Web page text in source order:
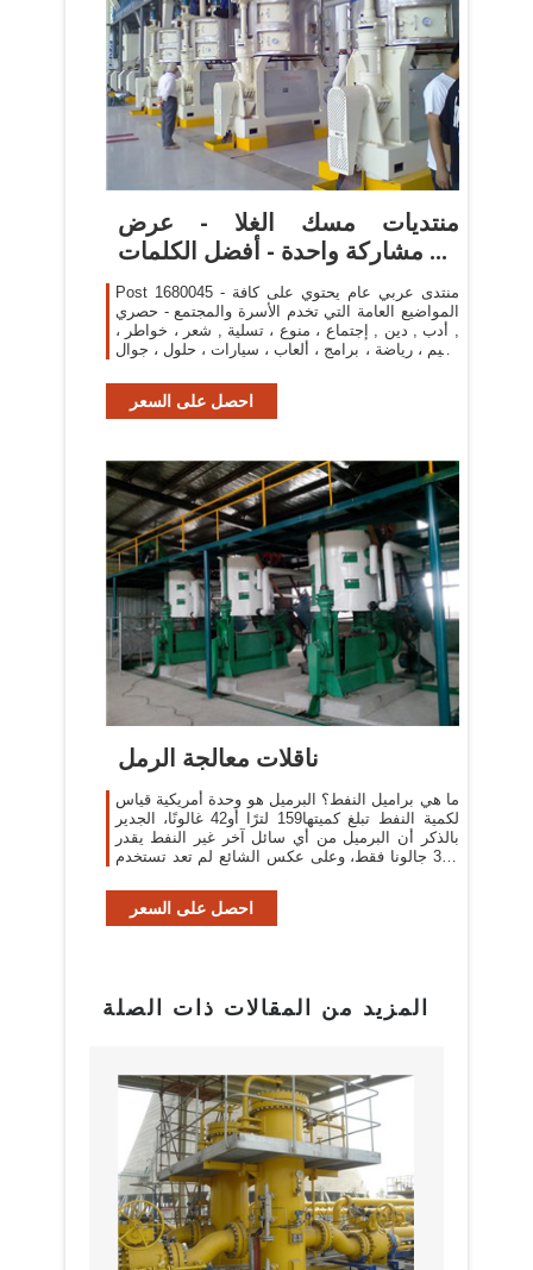
منتديات مسك الغلا - عرض
مشاركة واحدة - أفضل الكلمات ...
Post 1680045 - منتدى عربي عام يحتوي على كافة
المواضيع العامة التي تخدم الأسرة والمجتمع - حصري
, أدب , دين , إجتماع ، منوع ، تسلية , شعر ، خواطر ،
تعليم ، رياضة ، برامج ، ألعاب ، سيارات ، حلول ، جوال
احصل على السعر
ناقلات معالجة الرمل
ما هي براميل النفط؟ البرميل هو وحدة أمريكية قياس
لكمية النفط تبلغ كميتها159 لترًا أو42 غالونًا، الجدير
بالذكر أن البرميل من أي سائل آخر غير النفط يقدر
بـ35 جالونا فقط، وعلى عكس الشائع لم تعد تستخدم
احصل على السعر
المزيد من المقالات ذات الصلة